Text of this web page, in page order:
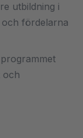
utbildning i
fördelarna
och